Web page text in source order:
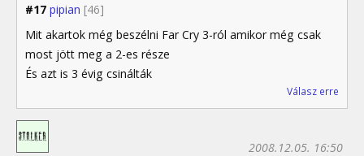
#17 pipian [46]
Mit akartok még beszélni Far Cry 3-ról amikor még csak
most jött meg a 2-es része
És azt is 3 évig csinálták
Válasz erre
2008.12.05. 16:50